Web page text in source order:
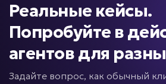
Срок реализации
от 49 000 ₽ под
Реальные кейсы.
Попробуйте в
агентов для
Задайте вопрос, как обычный